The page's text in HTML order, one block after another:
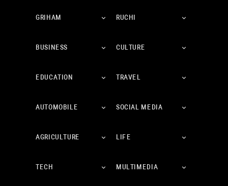
GRIHAM RUCHI
BUSINESS CULTURE
EDUCATION TRAVEL
AUTOMOBILE SOCIAL MEDIA
AGRICULTURE LIFE
TECH MULTIMEDIA